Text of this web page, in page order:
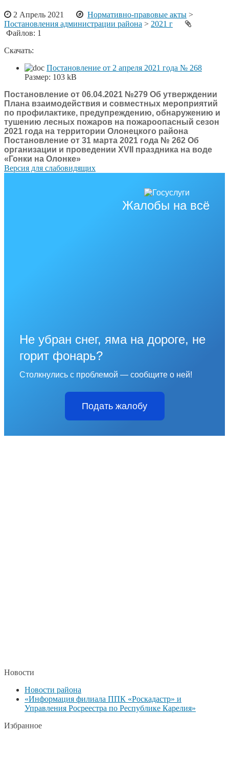
2 Апрель 2021 Нормативно-правовые акты >
Постановления администрации района > 2021 г
Файлов: 1
Скачать:
Постановление от 2 апреля 2021 года № 268
Размер: 103 kB
Постановление от 06.04.2021 №279 Об утверждении
Плана взаимодействия и совместных мероприятий
по профилактике, предупреждению, обнаружению и
тушению лесных пожаров на пожароопасный сезон
2021 года на территории Олонецкого района
Постановление от 31 марта 2021 года № 262 Об
организации и проведении XVII праздника на воде
«Гонки на Олонке»
Версия для слабовидящих
Жалобы на всё
Не убран снег, яма на дороге, не
горит фонарь?
Столкнулись с проблемой — сообщите о ней!
Подать жалобу
Новости
Новости района
«Информация филиала ППК «Роскадастр» и
Управления Росреестра по Республике Карелия»
Избранное